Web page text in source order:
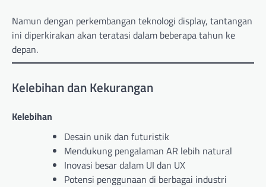
Namun dengan perkembangan teknologi display, tantangan
ini diperkirakan akan teratasi dalam beberapa tahun ke
depan.
Kelebihan dan Kekurangan
Kelebihan
Desain unik dan futuristik
Mendukung pengalaman AR lebih natural
Inovasi besar dalam UI dan UX
Potensi penggunaan di berbagai industri